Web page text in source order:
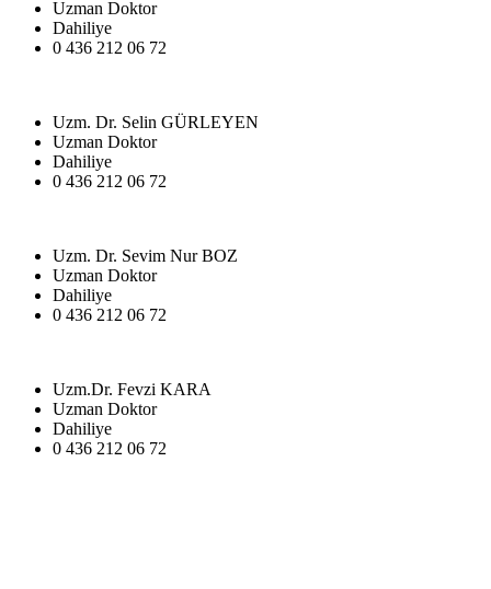
Uzman Doktor
Dahiliye
0 436 212 06 72
Uzm. Dr. Selin GÜRLEYEN
Uzman Doktor
Dahiliye
0 436 212 06 72
Uzm. Dr. Sevim Nur BOZ
Uzman Doktor
Dahiliye
0 436 212 06 72
Uzm.Dr. Fevzi KARA
Uzman Doktor
Dahiliye
0 436 212 06 72